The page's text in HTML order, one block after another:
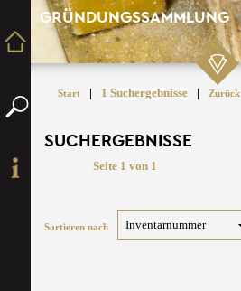
GRÜNDUNGSSAMMLUNG
Start | 1 Suchergebnisse | Zurück
SUCHERGEBNISSE
Seite 1 von 1
Sortieren nach